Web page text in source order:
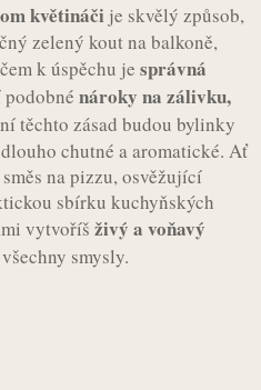
květináči je skvělý způsob,
zelený kout na balkoně,
k úspěchu je správná
nároky na zálivku,
těchto zásad budou bylinky
chutné a aromatické. Ať
na pizzu, osvěžující
sbírku kuchyňských
vytvoříš živý a voňavý
smysly.